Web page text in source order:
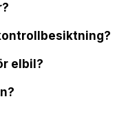
elbil?